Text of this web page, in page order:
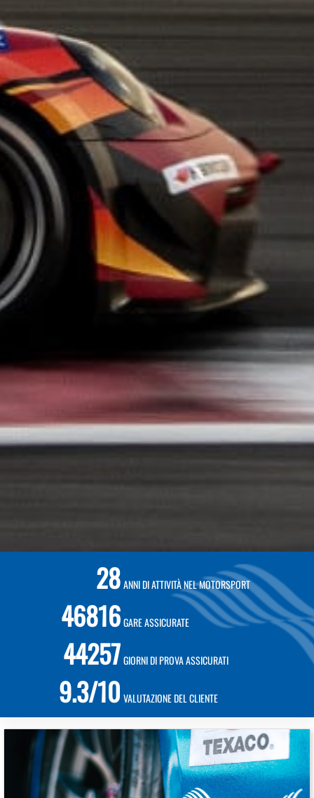
28 ANNI DI ATTIVITÀ NEL MOTORSPORT
46816 GARE ASSICURATE
44257 GIORNI DI PROVA ASSICURATI
9.3/10 VALUTAZIONE DEL CLIENTE